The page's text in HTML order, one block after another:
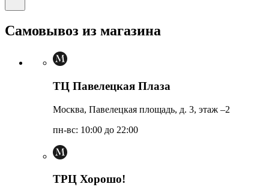
Самовывоз из магазина
ТЦ Павелецкая Плаза
Москва, Павелецкая площадь, д. 3, этаж –2
пн-вс: 10:00 до 22:00
ТРЦ Хорошо!